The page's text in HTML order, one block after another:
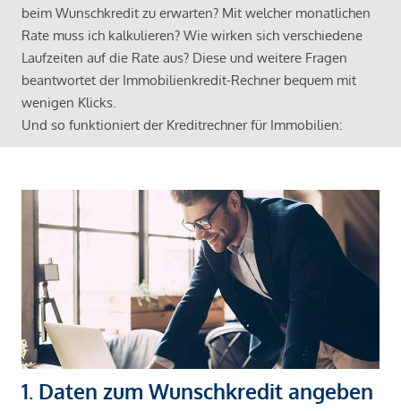
beim Wunschkredit zu erwarten? Mit welcher monatlichen
Rate muss ich kalkulieren? Wie wirken sich verschiedene
Laufzeiten auf die Rate aus? Diese und weitere Fragen
beantwortet der Immobilienkredit-Rechner bequem mit
wenigen Klicks.
Und so funktioniert der Kreditrechner für Immobilien:
1. Daten zum Wunschkredit angeben